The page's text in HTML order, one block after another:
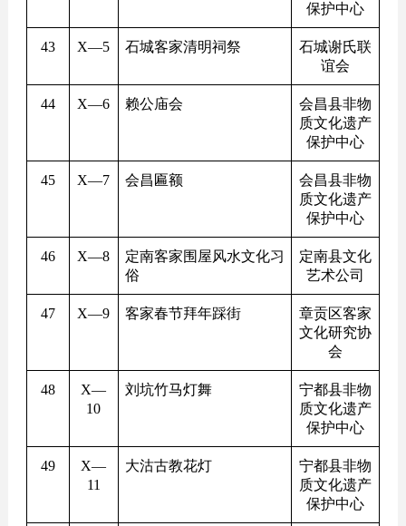
保护中心
43 X—5 石城客家清明祠祭
石城谢氏联
谊会
44 X—6 赖公庙会
会昌县非物
质文化遗产
保护中心
45 X—7 会昌匾额
会昌县非物
质文化遗产
保护中心
46 X—8
定南客家围屋风水文化习
俗
定南县文化
艺术公司
47 X—9 客家春节拜年踩街
章贡区客家
文化研究协
会
48 X—
10
刘坑竹马灯舞
宁都县非物
质文化遗产
保护中心
49 X—
11
大沽古教花灯
宁都县非物
质文化遗产
保护中心